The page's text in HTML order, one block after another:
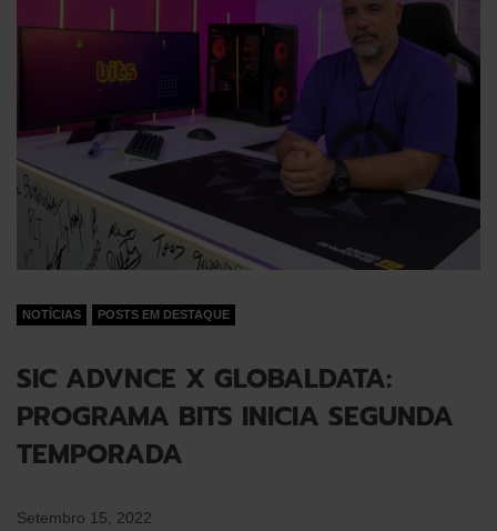
NOTÍCIAS POSTS EM DESTAQUE
SIC ADVNCE X GLOBALDATA:
PROGRAMA BITS INICIA SEGUNDA
TEMPORADA
Setembro 15, 2022